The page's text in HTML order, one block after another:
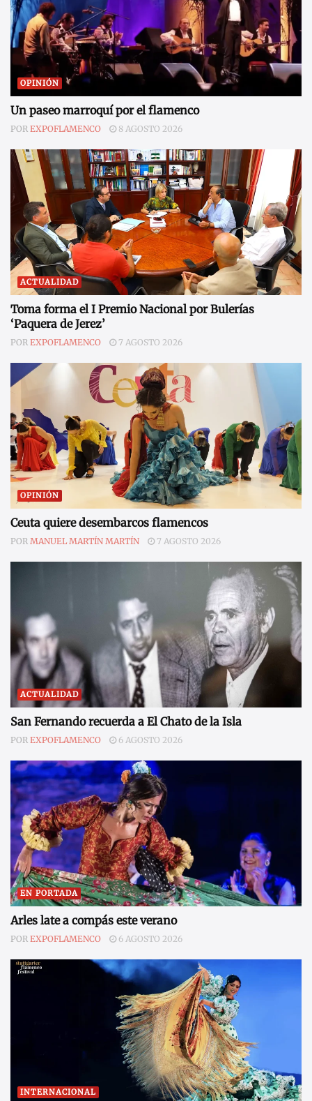
OPINIÓN
Un paseo marroquí por el flamenco
POR EXPOFLAMENCO 8 AGOSTO 2026
ACTUALIDAD
Toma forma el I Premio Nacional por Bulerías
‘Paquera de Jerez’
POR EXPOFLAMENCO 7 AGOSTO 2026
OPINIÓN
Ceuta quiere desembarcos flamencos
POR MANUEL MARTÍN MARTÍN 7 AGOSTO 2026
ACTUALIDAD
San Fernando recuerda a El Chato de la Isla
POR EXPOFLAMENCO 6 AGOSTO 2026
EN PORTADA
Arles late a compás este verano
POR EXPOFLAMENCO 6 AGOSTO 2026
INTERNACIONAL